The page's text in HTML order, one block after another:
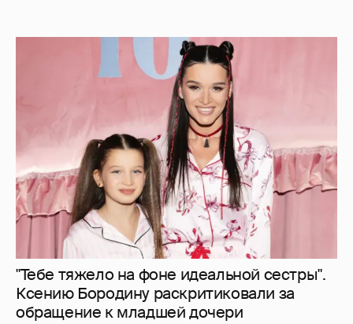
"Тебе тяжело на фоне идеальной сестры".
Ксению Бородину раскритиковали за
обращение к младшей дочери